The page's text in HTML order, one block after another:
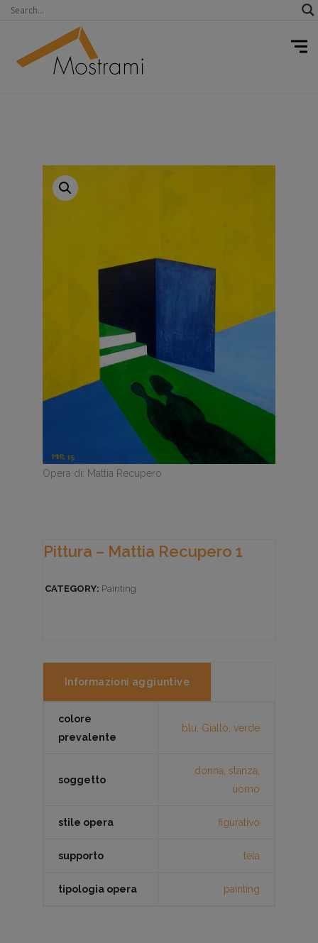
Opera di: Mattia Recupero
Pittura – Mattia Recupero 1
CATEGORY: Painting
Informazioni aggiuntive
colore
prevalente
blu Giallo verde
soggetto
donna stanza
uomo
stile opera figurativo
supporto tela
tipologia opera painting